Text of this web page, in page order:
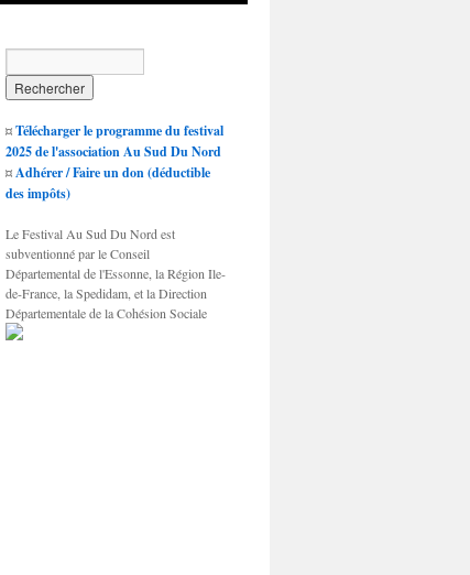
¤Télécharger le programme du festival
2025 de l'association Au Sud Du Nord
¤Adhérer / Faire un don (déductible
des impôts)
Le Festival Au Sud Du Nord est
subventionné par le Conseil
Départemental de l'Essonne, la Région Ile-
de-France, la Spedidam, et la Direction
Départementale de la Cohésion Sociale